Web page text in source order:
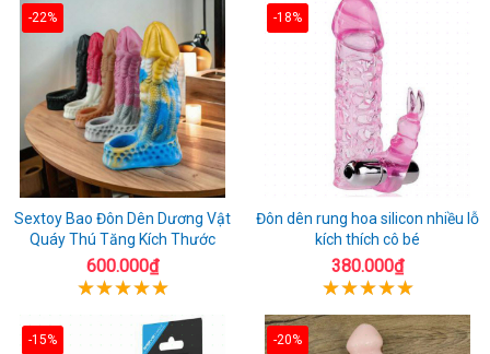
-22%
Sextoy Bao Đôn Dên Dương Vật
Quáy Thú Tăng Kích Thước
600.000₫
-18%
Đôn dên rung hoa silicon nhiều lỗ
kích thích cô bé
380.000₫
-15% -20%